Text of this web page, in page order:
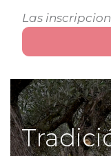
Las